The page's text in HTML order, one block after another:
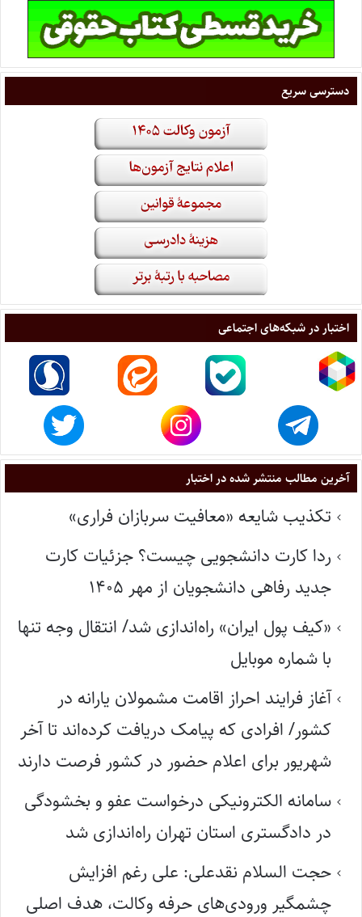
دسترسی سریع
اختبار در شبکه‌های اجتماعی
آخرین مطالب منتشر شده در اختبار
تکذیب شایعه «معافیت سربازان فراری»
ردا کارت دانشجویی چیست؟ جزئیات کارت
جدید رفاهی دانشجویان از مهر ۱۴۰۵
«کیف پول ایران» راه‌اندازی شد/ انتقال وجه تنها
با شماره موبایل
آغاز فرایند احراز اقامت مشمولان یارانه در
کشور/ افرادی که پیامک دریافت کرده‌اند تا آخر
شهریور برای اعلام حضور در کشور فرصت دارند
سامانه الکترونیکی درخواست عفو و بخشودگی
در دادگستری استان تهران راه‌اندازی شد
حجت السلام نقدعلی: علی رغم افزایش
چشمگیر ورودی‌های حرفه وکالت، هدف اصلی